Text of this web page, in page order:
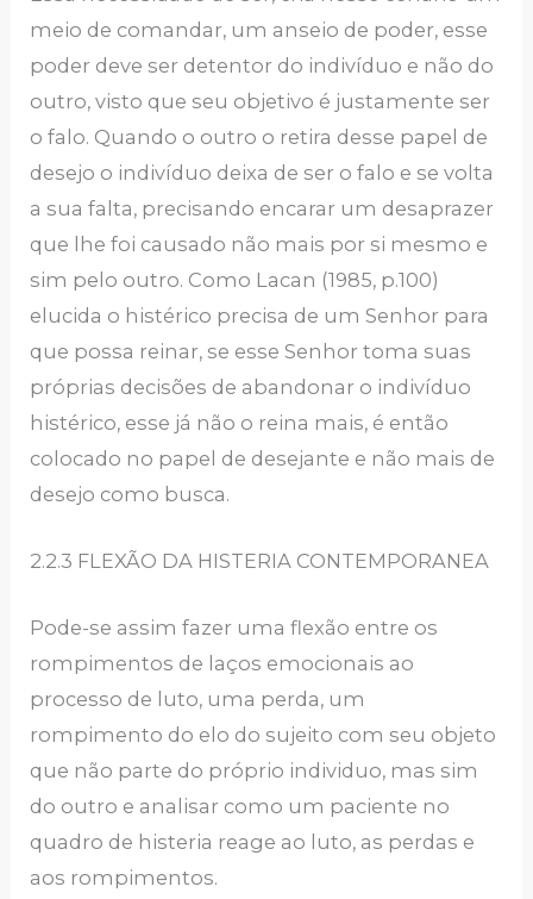
meio de comandar, um anseio de poder, esse
poder deve ser detentor do indivíduo e não do
outro, visto que seu objetivo é justamente ser
o falo. Quando o outro o retira desse papel de
desejo o indivíduo deixa de ser o falo e se volta
a sua falta, precisando encarar um desaprazer
que lhe foi causado não mais por si mesmo e
sim pelo outro. Como Lacan (1985, p.100)
elucida o histérico precisa de um Senhor para
que possa reinar, se esse Senhor toma suas
próprias decisões de abandonar o indivíduo
histérico, esse já não o reina mais, é então
colocado no papel de desejante e não mais de
desejo como busca.
2.2.3 FLEXÃO DA HISTERIA CONTEMPORANEA
Pode-se assim fazer uma flexão entre os
rompimentos de laços emocionais ao
processo de luto, uma perda, um
rompimento do elo do sujeito com seu objeto
que não parte do próprio individuo, mas sim
do outro e analisar como um paciente no
quadro de histeria reage ao luto, as perdas e
aos rompimentos.